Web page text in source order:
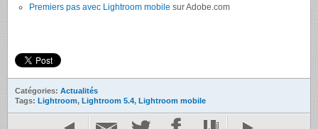
Premiers pas avec Lightroom mobile sur Adobe.com
Catégories: Actualités
Tags: Lightroom, Lightroom 5.4, Lightroom mobile